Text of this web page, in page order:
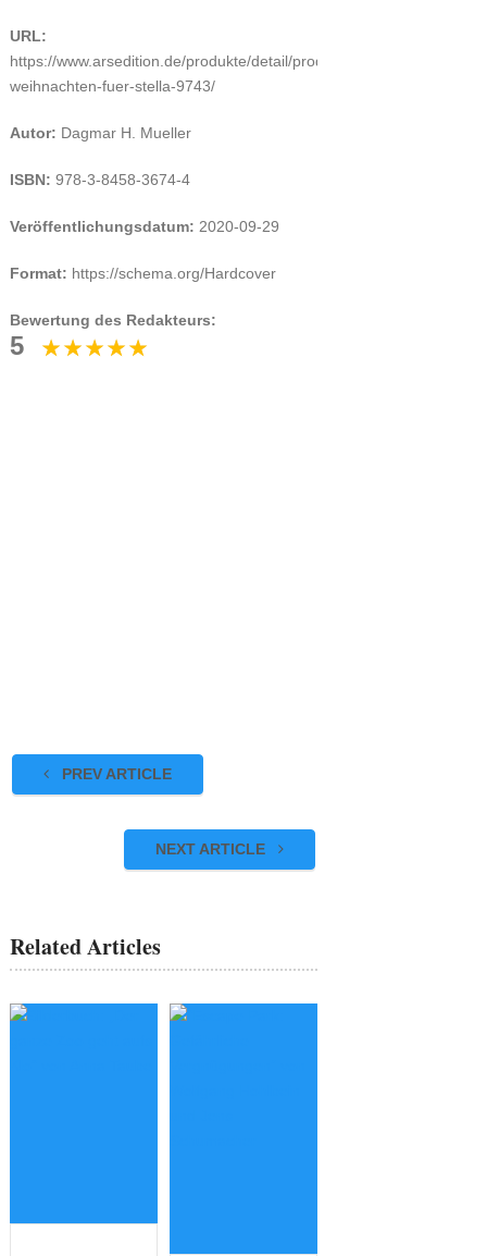
URL:
https://www.arsedition.de/produkte/detail/produkt/pony-
weihnachten-fuer-stella-9743/
Autor: Dagmar H. Mueller
ISBN: 978-3-8458-3674-4
Veröffentlichungsdatum: 2020-09-29
Format: https://schema.org/Hardcover
Bewertung des Redakteurs:
5
PREV ARTICLE
NEXT ARTICLE
Related Articles